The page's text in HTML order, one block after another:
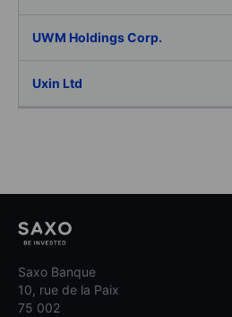
UWM Holdings Corp.
Uxin Ltd
Saxo Banque
10, rue de la Paix
75 002